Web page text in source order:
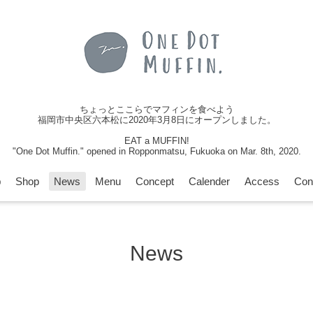
ちょっとここらでマフィンを食べよう
福岡市中央区六本松に2020年3月8日にオープンしました。
EAT a MUFFIN!
"One Dot Muffin." opened in Ropponmatsu, Fukuoka on Mar. 8th, 2020.
Shop News Menu Concept Calender Access
News